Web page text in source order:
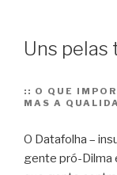
Uns pelas
:: O QUE
MAS A
O Datafolha –
gente pró-Dilma